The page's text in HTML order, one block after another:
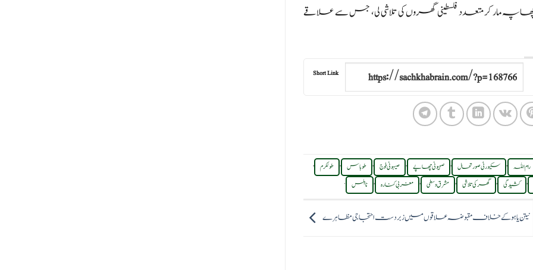
مار کر متعدد فلسطینی گھروں کی تلاشی لی، جس سے علاقے
Short Link
رام اللہ , سکیورٹی صورتحال , صہیونی چھاپے , صیہونی فوج , طوباس , طولکرم ,
, کشیدگی , گھر کی تلاشی , مشرق وسطی , مغربی کنارہ , نابلس .
نیتن یاہو کے خلاف مقبوضہ علاقوں میں زبردست احتجاجی مظاہرے